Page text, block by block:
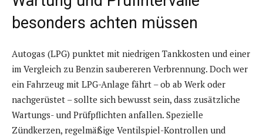
besonders achten müssen
Autogas (LPG) punktet mit niedrigen Tankkosten und einer
im Vergleich zu Benzin saubereren Verbrennung. Doch wer
ein Fahrzeug mit LPG-Anlage fährt – ob ab Werk oder
nachgerüstet – sollte sich bewusst sein, dass zusätzliche
Wartungs- und Prüfpflichten anfallen. Spezielle
Zündkerzen, regelmäßige Ventilspiel-Kontrollen und